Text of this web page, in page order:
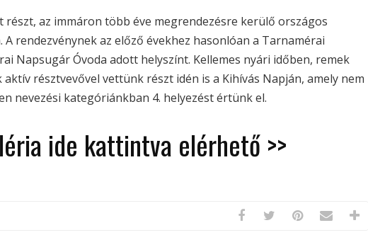
az immáron több éve megrendezésre kerülő országos
rendezvénynek az előző évekhez hasonlóan a Tarnamérai
Napsugár Óvoda adott helyszínt. Kellemes nyári időben, remek
résztvevővel vettünk részt idén is a Kihívás Napján, amely nem
nevezési kategóriánkban 4. helyezést értünk el.
ide kattintva elérhető >>